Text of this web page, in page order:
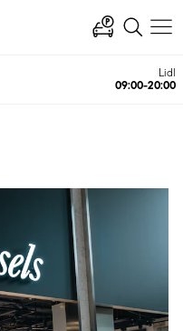
Lidl
09:00-20:00